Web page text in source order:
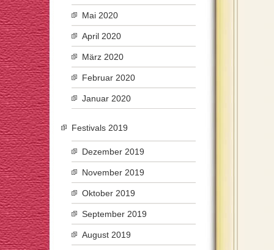
Mai 2020
April 2020
März 2020
Februar 2020
Januar 2020
Festivals 2019
Dezember 2019
November 2019
Oktober 2019
September 2019
August 2019